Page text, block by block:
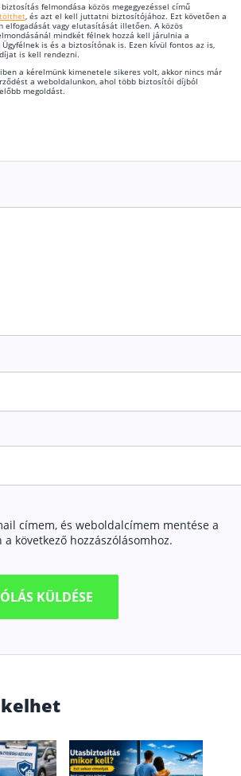
felmondása közös megegyezéssel című
, és azt el kell juttatni biztosítójához. Ezt követően a
elfogadását vagy elutasítását illetően. A közös
mindkét félnek hozzá kell járulnia a
is és a biztosítónak is. Ezen kívül fontos az is,
is kell rendezni.
a kérelmünk kimenetele sikeres volt, akkor nincs már
a weboldalunkon, ahol több biztosítói díjból
megoldást.
címem, és weboldalcímem mentése a
a következő hozzászólásomhoz.